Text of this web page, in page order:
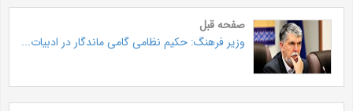
صفحه قبل
وزیر فرهنگ: حکیم نظامی گامی ماندگار در ادبیات...